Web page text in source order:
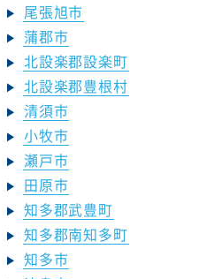
尾張旭市
蒲郡市
北設楽郡設楽町
北設楽郡豊根村
清須市
小牧市
瀬戸市
田原市
知多郡武豊町
知多郡南知多町
知多市